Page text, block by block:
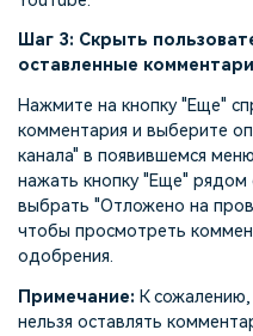
Шаг 3: Скрыть
оставленные
Нажмите на кнопку "Еще"
комментария и выберите
канала" в появившемся
нажать кнопку "Еще" рядом
выбрать "Отложено на
чтобы просмотреть
одобрения.
Примечание: К
нельзя оставлять